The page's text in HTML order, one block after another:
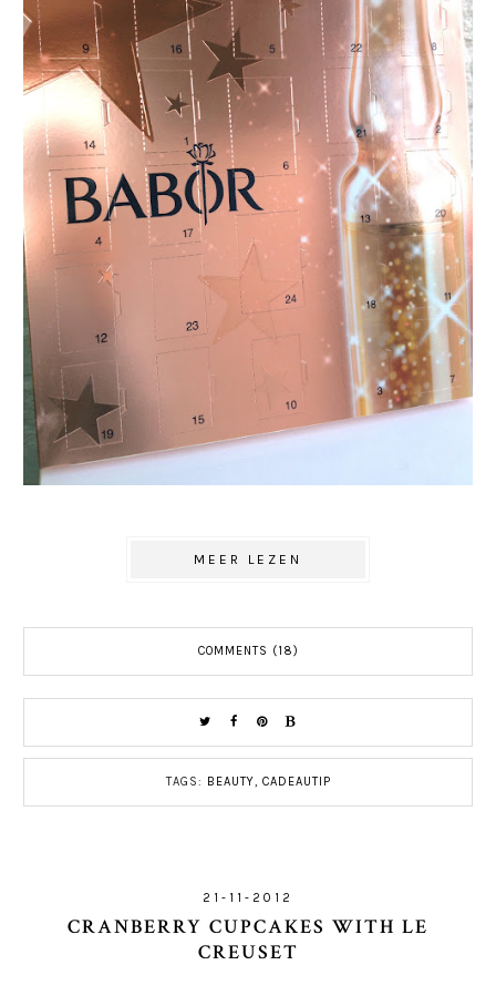
MEER LEZEN
COMMENTS (18)
TAGS: BEAUTY, CADEAUTIP
21-11-2012
CRANBERRY CUPCAKES WITH LE
CREUSET